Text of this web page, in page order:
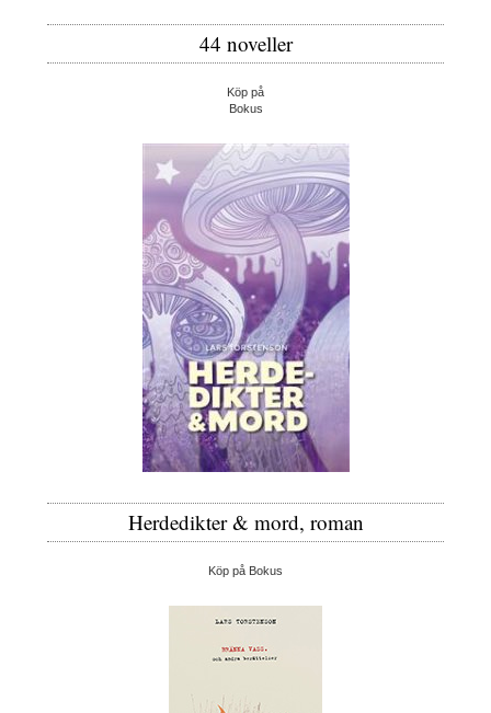
44 noveller
Köp på
Bokus
Herdedikter & mord, roman
Köp på Bokus